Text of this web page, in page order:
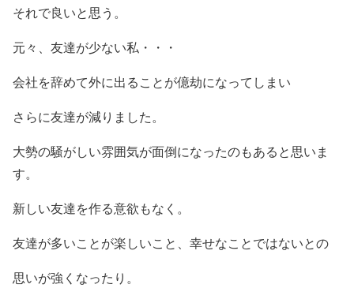
それで良いと思う。
元々、友達が少ない私・・・
会社を辞めて外に出ることが億劫になってしまい
さらに友達が減りました。
大勢の騒がしい雰囲気が面倒になったのもあると思いま
す。
新しい友達を作る意欲もなく。
友達が多いことが楽しいこと、幸せなことではないとの
思いが強くなったり。